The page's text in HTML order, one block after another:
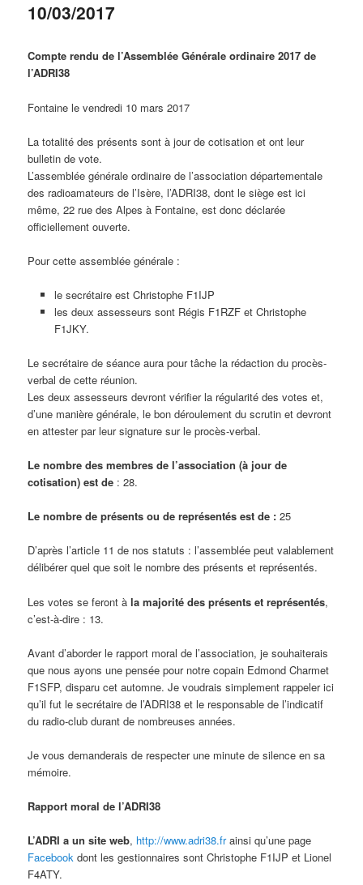
10/03/2017
Compte rendu de l’Assemblée Générale ordinaire 2017 de
l’ADRI38
Fontaine le vendredi 10 mars 2017
La totalité des présents sont à jour de cotisation et ont leur
bulletin de vote.
L’assemblée générale ordinaire de l’association départementale
des radioamateurs de l’Isère, l’ADRI38, dont le siège est ici
même, 22 rue des Alpes à Fontaine, est donc déclarée
officiellement ouverte.
Pour cette assemblée générale :
le secrétaire est Christophe F1IJP
les deux assesseurs sont Régis F1RZF et Christophe
F1JKY.
Le secrétaire de séance aura pour tâche la rédaction du procès-
verbal de cette réunion.
Les deux assesseurs devront vérifier la régularité des votes et,
d’une manière générale, le bon déroulement du scrutin et devront
en attester par leur signature sur le procès-verbal.
Le nombre des membres de l’association (à jour de
cotisation) est de : 28.
Le nombre de présents ou de représentés est de : 25
D’après l’article 11 de nos statuts : l’assemblée peut valablement
délibérer quel que soit le nombre des présents et représentés.
Les votes se feront à la majorité des présents et représentés,
c’est-à-dire : 13.
Avant d’aborder le rapport moral de l’association, je souhaiterais
que nous ayons une pensée pour notre copain Edmond Charmet
F1SFP, disparu cet automne. Je voudrais simplement rappeler ici
qu’il fut le secrétaire de l’ADRI38 et le responsable de l’indicatif
du radio-club durant de nombreuses années.
Je vous demanderais de respecter une minute de silence en sa
mémoire.
Rapport moral de l’ADRI38
L’ADRI a un site web, http://www.adri38.frainsi qu’une page
Facebookdont les gestionnaires sont Christophe F1IJP et Lionel
F4ATY.